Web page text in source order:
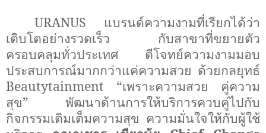
URANUS แบรนด์ความงามที่เรียกได้ว่า
เติบโตอย่างรวดเร็ว กับสาขาที่ขยายตัว
ครอบคลุมทั่วประเทศ ตีโจทย์ความงามมอบ
ประสบการณ์มากกว่าแค่ความสวย ด้วยกลยุทธ์
Beautytainment “เพราะความสวย คู่ความ
สุข” พัฒนาด้านการให้บริการควบคู่ไปกับ
กิจกรรมเติมเต็มความสุข ความมั่นใจให้กับผู้ใช้